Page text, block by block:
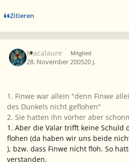
Zitieren
Macalaure Mitglied
28. November 200520 J.
1. Finwe war allein "denn Finwe
des Dunkels nicht geflohen"
2. Sie hatten ihn vorher aber
1. Aber die Valar trifft keine Schuld
flohen (da haben wir uns beide
), bzw. dass Finwe nicht floh. So
verstanden.